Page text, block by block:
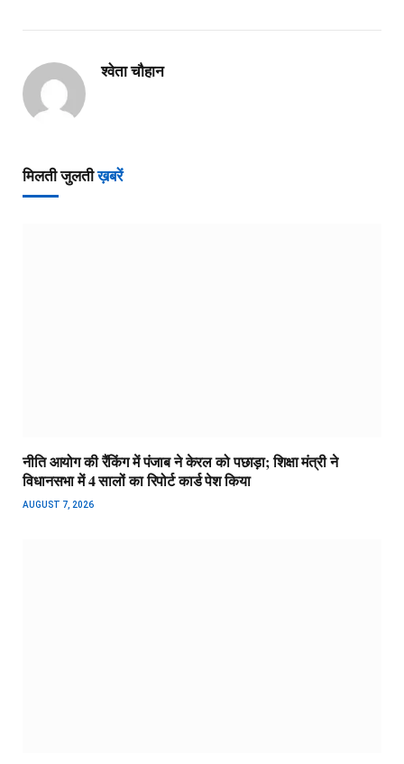
श्वेता चौहान
मिलती जुलतीख़बरें
नीति आयोग की रैंकिंग में पंजाब ने केरल को पछाड़ा; शिक्षा मंत्री ने
विधानसभा में 4 सालों का रिपोर्ट कार्ड पेश किया
AUGUST 7, 2026